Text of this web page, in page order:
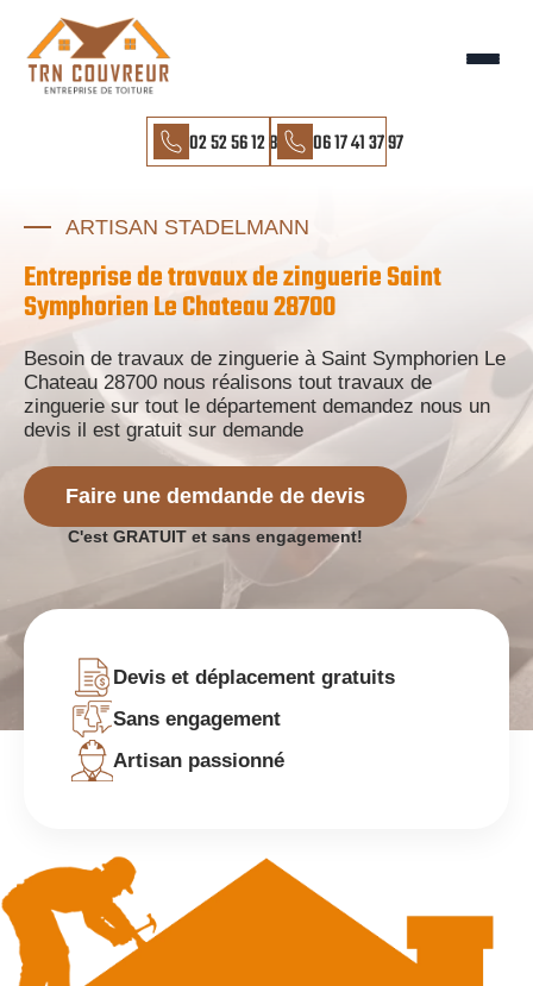
02 52 56 12 85 06 17 41 37 97
ARTISAN STADELMANN
Entreprise de travaux de zinguerie Saint
Symphorien Le Chateau 28700
Besoin de travaux de zinguerie à Saint Symphorien Le
Chateau 28700 nous réalisons tout travaux de
zinguerie sur tout le département demandez nous un
devis il est gratuit sur demande
Faire une demdande de devis
C'est GRATUIT et sans engagement!
Devis et déplacement gratuits
Sans engagement
Artisan passionné